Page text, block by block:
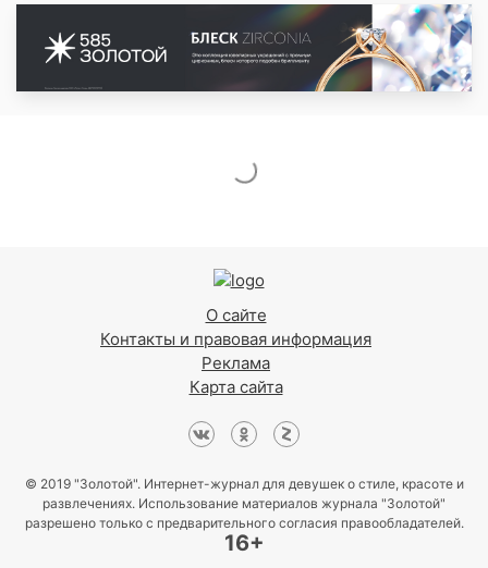
О сайте
Контакты и правовая информация
Реклама
Карта сайта
© 2019 "Золотой". Интернет-журнал для девушек о стиле, красоте и
развлечениях. Использование материалов журнала "Золотой"
разрешено только с предварительного согласия правообладателей.
16+